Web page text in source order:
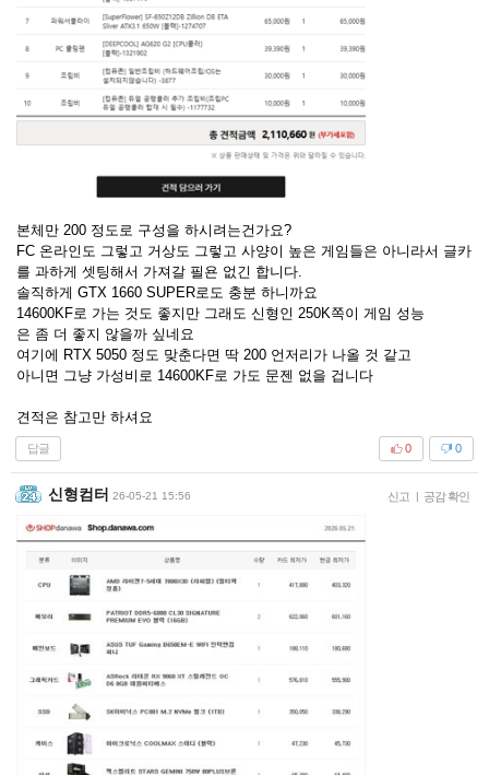
본체만 200 정도로 구성을 하시려는건가요?
FC 온라인도 그렇고 거상도 그렇고 사양이 높은 게임들은 아니라서 글카
를 과하게 셋팅해서 가져갈 필욘 없긴 합니다.
솔직하게 GTX 1660 SUPER로도 충분 하니까요
14600KF로 가는 것도 좋지만 그래도 신형인 250K쪽이 게임 성능
은 좀 더 좋지 않을까 싶네요
여기에 RTX 5050 정도 맞춘다면 딱 200 언저리가 나올 것 같고
아니면 그냥 가성비로 14600KF로 가도 문젠 없을 겁니다
견적은 참고만 하셔요
답글 0
0
신형컴터 26-05-21 15:56 신고 | 공감 확인